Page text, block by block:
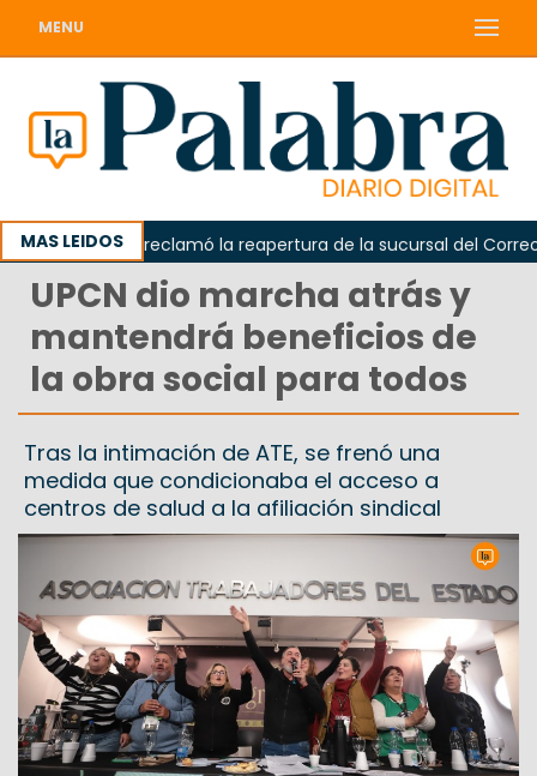
MENU
MAS LEIDOS
Odarda reclamó la reapertura de la sucursal del Correo
UPCN dio marcha atrás y
mantendrá beneficios de
la obra social para todos
Tras la intimación de ATE, se frenó una
medida que condicionaba el acceso a
centros de salud a la afiliación sindical